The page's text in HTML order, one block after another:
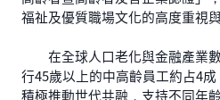
福祉及優質職場文化的高度重視
在全球人口老化與金融產業
行45歲以上的中高齡員工約占4
積極推動世代共融，支持不同年